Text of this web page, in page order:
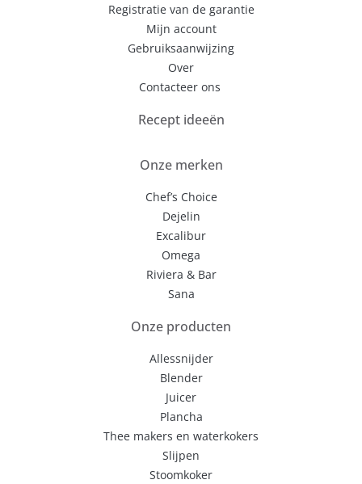
Registratie van de garantie
Mijn account
Gebruiksaanwijzing
Over
Contacteer ons
Recept ideeën
Onze merken
Chef’s Choice
Dejelin
Excalibur
Omega
Riviera & Bar
Sana
Onze producten
Allessnijder
Blender
Juicer
Plancha
Thee makers en waterkokers
Slijpen
Stoomkoker